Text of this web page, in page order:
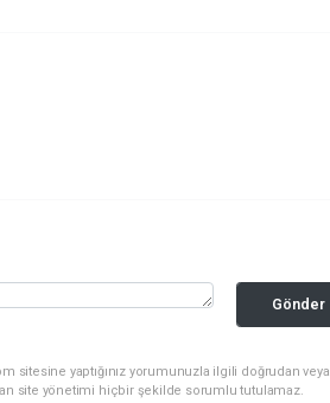
Gönder
sitesine yaptığınız yorumunuzla ilgili doğrudan veya
site yönetimi hiçbir şekilde sorumlu tutulamaz.